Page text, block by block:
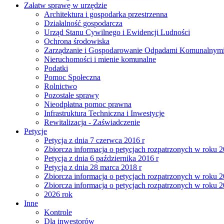
Załatw sprawę w urzędzie
Architektura i gospodarka przestrzenna
Działalność gospodarcza
Urząd Stanu Cywilnego i Ewidencji Ludności
Ochrona środowiska
Zarządzanie i Gospodarowanie Odpadami Komunalnymi
Nieruchomości i mienie komunalne
Podatki
Pomoc Społeczna
Rolnictwo
Pozostałe sprawy
Nieodpłatna pomoc prawna
Infrastruktura Techniczna i Inwestycje
Rewitalizacja - Zaświadczenie
Petycje
Petycja z dnia 7 czerwca 2016 r
Zbiorcza informacja o petycjach rozpatrzonych w roku
Petycja z dnia 6 października 2016 r
Petycja z dnia 28 marca 2018 r
Zbiorcza informacja o petycjach rozpatrzonych w roku
Zbiorcza informacja o petycjach rozpatrzonych w roku
2026 rok
Inne
Kontrole
Dla inwestorów